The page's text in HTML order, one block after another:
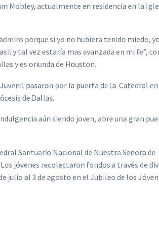
Mobley, actualmente en residencia en la
porque si yo no hubiera tenido miedo, yo
y tal vez estaría mas avanzada en mi fe”,
y es oriunda de Houston.
pasaron por la puerta de la Catedral
de Dallas.
aún siendo joven, abre una gran
Santuario Nacional de Nuestra Señora de
jóvenes recolectaron fondos a través de
julio al 3 de agosto en el Jubileo de los